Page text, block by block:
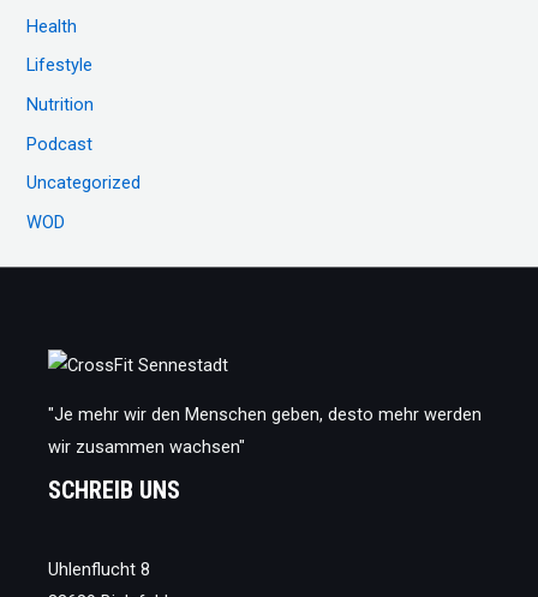
h
:
Health
Lifestyle
Nutrition
Podcast
Uncategorized
WOD
"Je mehr wir den Menschen geben, desto mehr werden
wir zusammen wachsen"
SCHREIB UNS
Uhlenflucht 8